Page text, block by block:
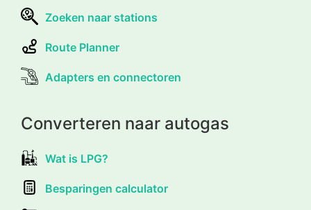
Zoeken naar stations
Route Planner
Adapters en connectoren
Converteren naar autogas
Wat is LPG?
Besparingen calculator